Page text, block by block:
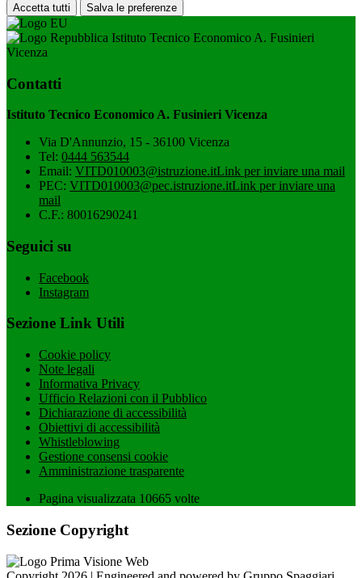
Accetta tutti Salva le preferenze
Istituto Tecnico Economico A. Fusinieri
Vicenza
Contatti
Istituto Tecnico Economico A. Fusinieri Vicenza
Via D'Annunzio, 15 - 36100 Vicenza
Tel: 0444 563544
Email: VITD010003@istruzione.itLink per inviare una mail
PEC: VITD010003@pec.istruzione.itLink per inviare una
mail
C.F.: 80016290241
Seguici su
Facebook
Instagram
Sezione Link Utili
Cookie policy
Note legali
Informativa Privacy
Ufficio Relazioni con il Pubblico
Dichiarazione di accessibilità
Obiettivi di accessibilità
Whistleblowing
Gestione consensi cookie
Amministrazione trasparente
Pagina visualizzata 10665 volte
Sezione Copyright